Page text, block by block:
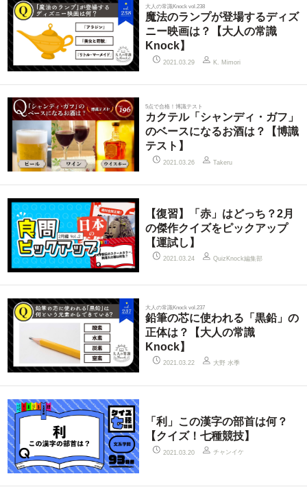
大人の常識Knock vol.238
魔法のランプが登場するディズ
ニー映画は？【大人の常識
Knock】
2021.03.29 K. Mimori
5点で合格！博識テスト
カクテル「シャンディ・ガフ」
のベースになるお酒は？【博識
テスト】
2021.03.26 Takeru
【復習】「赤」はどっち？2月
の傑作クイズをピックアップ
【運試し】
2021.03.24 QuizKnock編集部
大人の常識Knock vol.237
鉛筆の芯に使われる「黒鉛」の
正体は？【大人の常識
Knock】
2021.03.22 大野 水季
「利」この漢字の部首は何？
【クイズ！七種競技】
2021.03.20 チャンイケ